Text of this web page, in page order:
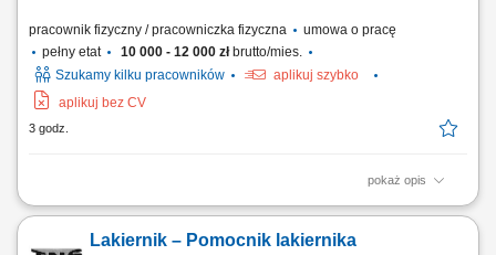
pracownik fizyczny / pracowniczka fizyczna
umowa o pracę
pełny etat
10 000 - 12 000 złbrutto/mies.
Szukamy kilku pracowników
aplikuj szybko
aplikuj bez CV
3 godz.
pokaż opis
Opis stanowiska: Prowadzenie prac przeładunkowych oraz
czołowymi. Bezpieczny transport wewnętrzny, rozładunek dostaw oraz
Lakiernik – Pomocnik lakiernika